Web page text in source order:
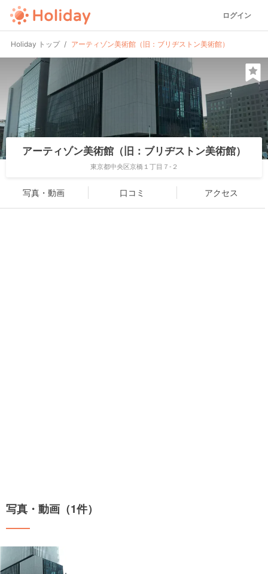
ログイン
Holiday トップ アーティゾン美術館（旧：ブリヂストン美術館）
アーティゾン美術館（旧：ブリヂストン美術館）
東京都中央区京橋１丁目７-２
写真・動画 口コミ アクセス
写真・動画（1件）